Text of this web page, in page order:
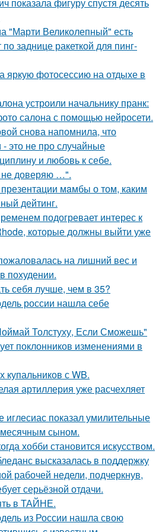
"Марти Великолепный" есть
заднице ракеткой для пинг-
яркую фотосессию на отдыхе в
устроили начальнику пранк:
салона с помощью нейросети.
снова напомнила, что
это не про случайные
и любовь к себе.
доверяю …".
мaмбы о том, каким
дейтинг.
подогревает интерес к
которые должны выйти уже
на лишний вес и
похудении.
себя лучше, чем в 35?
россии нашла себе
Толстуху, Если Сможешь"
поклонников изменениями в
купальников с WB.
артиллерия уже расчехляет
показал умилительные
сыном.
хобби становится искусством.
высказалась в поддержку
рабочей недели, подчеркнув,
серьёзной отдачи.
в ТАЙНЕ.
из России нашла свою